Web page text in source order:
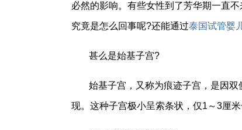
必然的影响。有些女性到了芳华期一直
究竟是怎么回事呢?还能通过泰国试管婴
甚么是始基子宫?
始基子宫，又称为痕迹子宫，是因
现。这种子宫极小呈索条状，仅1～3厘